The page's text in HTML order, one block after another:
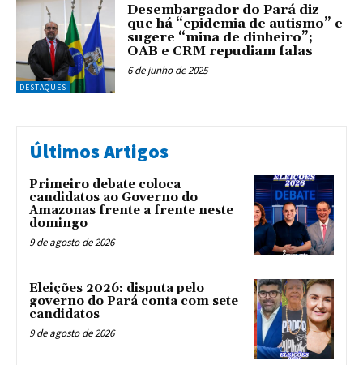
DESTAQUES
Desembargador do Pará diz
que há “epidemia de autismo” e
sugere “mina de dinheiro”;
OAB e CRM repudiam falas
6 de junho de 2025
Últimos Artigos
Primeiro debate coloca
candidatos ao Governo do
Amazonas frente a frente neste
domingo
9 de agosto de 2026
Eleições 2026: disputa pelo
governo do Pará conta com sete
candidatos
9 de agosto de 2026